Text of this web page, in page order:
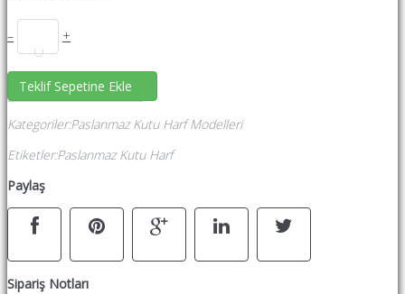
– +
Teklif Sepetine Ekle
Kategoriler:Paslanmaz Kutu Harf Modelleri
Etiketler:Paslanmaz Kutu Harf
Paylaş
Sipariş Notları